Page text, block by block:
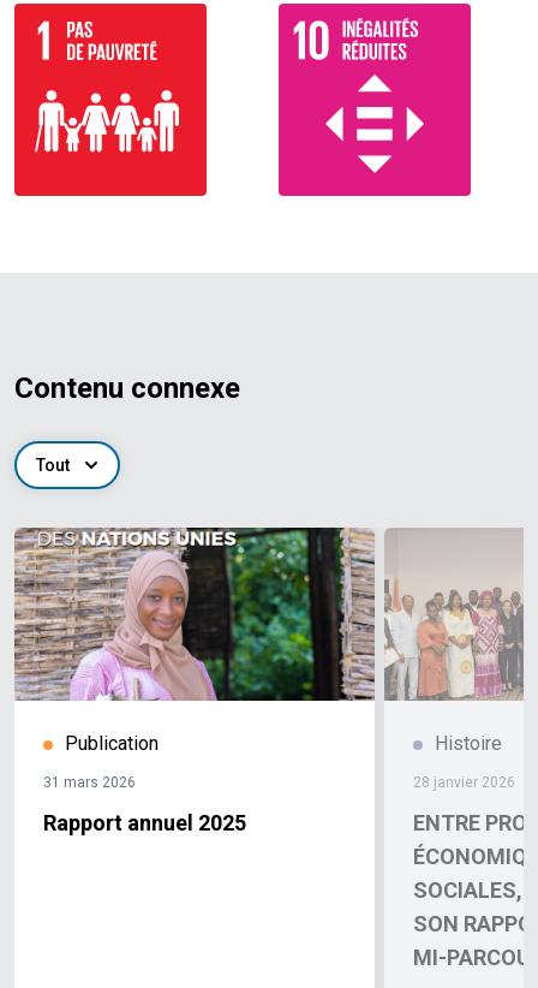
Contenu connexe
Tout
Publication
31 mars 2026
Rapport annuel 2025
Histoire
28 janvier 2026
ENTRE
SOCIALES,
SON
MI-